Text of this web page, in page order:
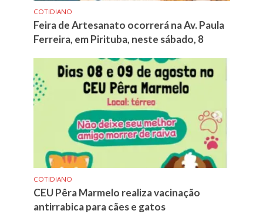
COTIDIANO
Feira de Artesanato ocorrerá na Av. Paula
Ferreira, em Pirituba, neste sábado, 8
COTIDIANO
CEU Pêra Marmelo realiza vacinação
antirrabica para cães e gatos